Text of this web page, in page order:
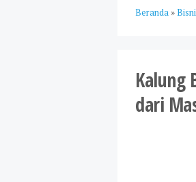
Beranda »
Kalung
dari